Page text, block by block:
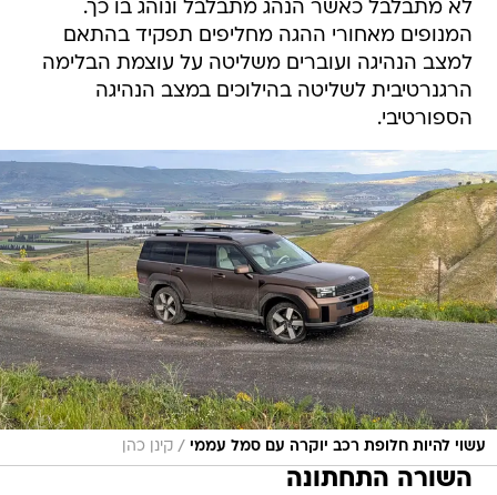
לא מתבלבל כאשר הנהג מתבלבל ונוהג בו כך.
המנופים מאחורי ההגה מחליפים תפקיד בהתאם
למצב הנהיגה ועוברים משליטה על עוצמת הבלימה
הרגנרטיבית לשליטה בהילוכים במצב הנהיגה
הספורטיבי.
עשוי להיות חלופת רכב יוקרה עם סמל עממי / קינן כהן
השורה התחתונה